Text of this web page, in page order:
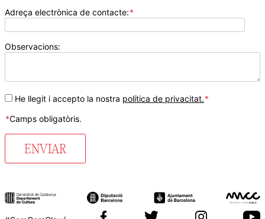
Adreça electrònica de contacte:*
Observacions:
He llegit i accepto la nostra política de privacitat.*
*Camps obligatòris.